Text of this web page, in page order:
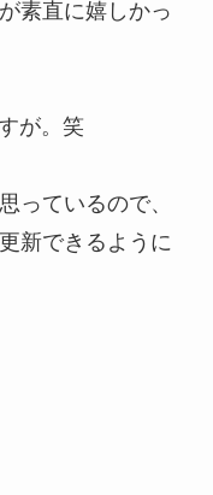
素直に嬉しかっ
が。笑
っているので、
新できるように